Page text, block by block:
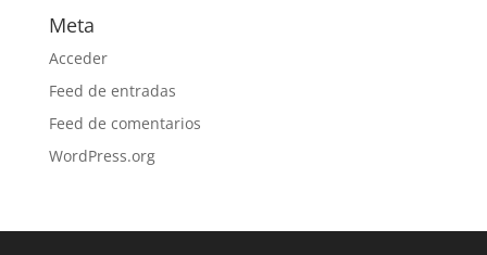
Meta
Acceder
Feed de entradas
Feed de comentarios
WordPress.org